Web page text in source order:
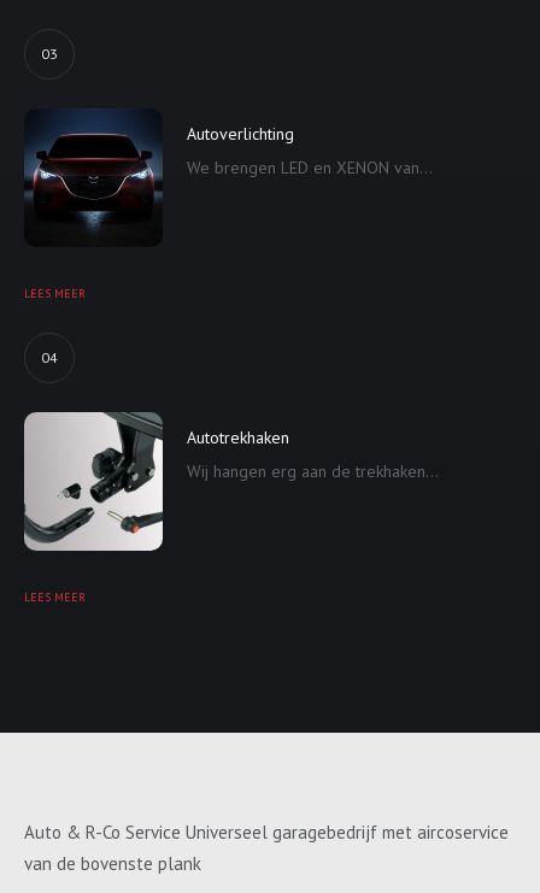
03
Autoverlichting
We brengen LED en XENON van...
LEES MEER
04
Autotrekhaken
Wij hangen erg aan de trekhaken...
LEES MEER
Auto & R-Co Service Universeel garagebedrijf met aircoservice
van de bovenste plank